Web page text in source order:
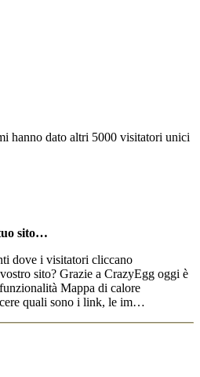
hanno dato altri 5000 visitatori unici
sito…
dove i visitatori cliccano
sito? Grazie a CrazyEgg oggi è
Mappa di calore
quali sono i link, le im…